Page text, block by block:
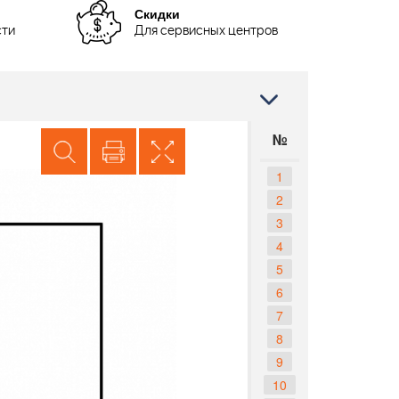
Скидки
Для сервисных центров
№
1
2
3
4
5
6
7
8
9
10